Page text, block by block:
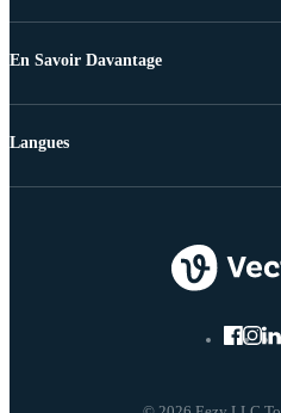
En Savoir Davantage
Langues